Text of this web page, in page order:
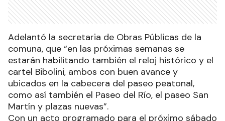
Adelantó la secretaria de Obras Públicas de la
comuna, que “en las próximas semanas se
estarán habilitando también el reloj histórico y el
cartel Bibolini, ambos con buen avance y
ubicados en la cabecera del paseo peatonal,
como así también el Paseo del Río, el paseo San
Martín y plazas nuevas”.
Con un acto programado para el próximo sábado